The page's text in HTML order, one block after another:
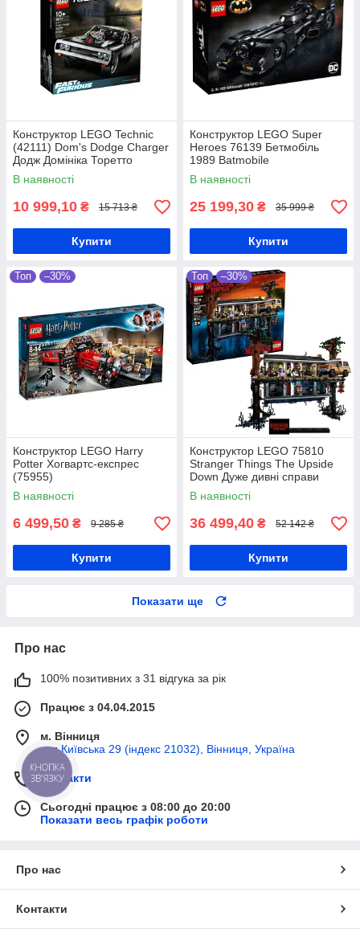
Конструктор LEGO Technic
(42111) Dom's Dodge Charger
Додж Домініка Торетто
В наявності
10 999,10 ₴ 15 713 ₴
Купити
Конструктор LEGO Super
Heroes 76139 Бетмобіль
1989 Batmobile
В наявності
25 199,30 ₴ 35 999 ₴
Купити
Топ –30%
Конструктор LEGO Harry
Potter Хогвартс-експрес
(75955)
В наявності
6 499,50 ₴ 9 285 ₴
Купити
Топ –30%
Конструктор LEGO 75810
Stranger Things The Upside
Down Дуже дивні справи
Догори дригом
В наявності
36 499,40 ₴ 52 142 ₴
Купити
Показати ще
Про нас
100% позитивних з 31 відгука за рік
Працює з 04.04.2015
м. Вінниця
вул Київська 29 (індекс 21032), Вінниця, Україна
Контакти
Сьогодні працює з 08:00 до 20:00
Показати весь графік роботи
Про нас
Контакти
КНОПКА
ЗВ'ЯЗКУ